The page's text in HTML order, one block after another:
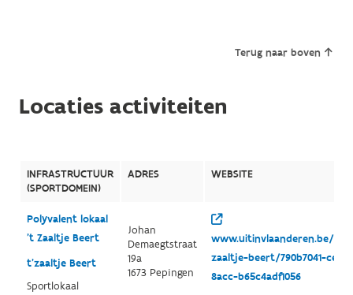
Terug naar boven
Locaties activiteiten
INFRASTRUCTUUR
(SPORTDOMEIN)
ADRES WEBSITE
Polyvalent lokaal
't Zaaltje Beert
t'zaaltje Beert
Sportlokaal
Johan
Demaegtstraat
19a
1673 Pepingen
www.uitinvlaanderen.be/
zaaltje-beert/790b7041-
8acc-b65c4adf1056